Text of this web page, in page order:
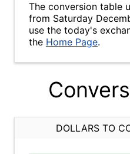
The conversion table
from Saturday
use the today's
the Home Page.
DOLLARS TO